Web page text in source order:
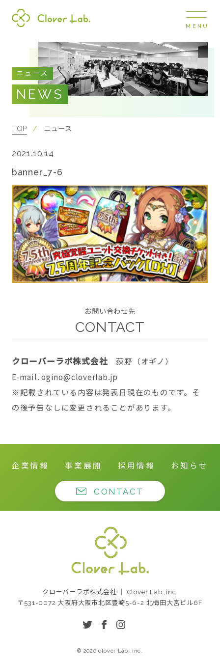
COMPANY
企業情報
ナビ
事業展開
RECRUIT
採用情報
NEWS
お知らせ
CONTACT
twitter facebook instagram
MENU
ニュース
NEWS
TOP ニュース
banner_7-6
2021.10.14
お問い合わせ先
CONTACT
クローバーラボ株式会社 荻野（オギノ）
E-mail. ogino@cloverlab.jp
※記載されている内容は発表日現在のものです。そ
の後予告なしに変更されることがあります。
企業情報 事業展開 採用情報 お知らせ
CONTACT
会社
クローバーラボ株式会社 ｜ Clover Lab.,inc.
〒531-0072 大阪府大阪市北区豊崎5-6-2 北梅田大宮ビル6F
© 2020 clover Lab.,inc.